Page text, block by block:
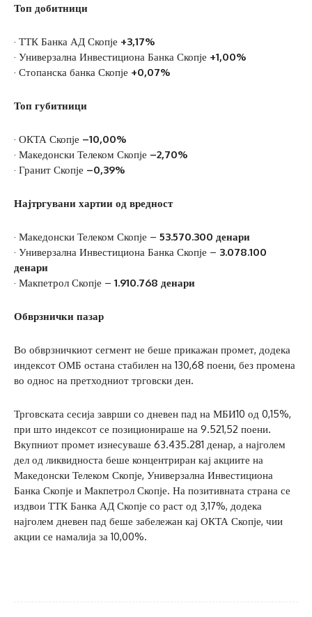
Топ добитници
· ТТК Банка АД Скопје +3,17%
· Универзална Инвестициона Банка Скопје +1,00%
· Стопанска банка Скопје +0,07%
Топ губитници
· ОКТА Скопје –10,00%
· Македонски Телеком Скопје –2,70%
· Гранит Скопје –0,39%
Најтргувани хартии од вредност
· Македонски Телеком Скопје – 53.570.300 денари
· Универзална Инвестициона Банка Скопје – 3.078.100
денари
· Макпетрол Скопје – 1.910.768 денари
Обврзнички пазар
Во обврзничкиот сегмент не беше прикажан промет, додека
индексот ОМБ остана стабилен на 130,68 поени, без промена
во однос на претходниот трговски ден.
Трговската сесија заврши со дневен пад на МБИ10 од 0,15%,
при што индексот се позиционираше на 9.521,52 поени.
Вкупниот промет изнесуваше 63.435.281 денар, а најголем
дел од ликвидноста беше концентриран кај акциите на
Македонски Телеком Скопје, Универзална Инвестициона
Банка Скопје и Макпетрол Скопје. На позитивната страна се
издвои ТТК Банка АД Скопје со раст од 3,17%, додека
најголем дневен пад беше забележан кај ОКТА Скопје, чии
акции се намалија за 10,00%.